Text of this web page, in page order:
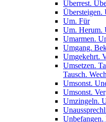
Überrest.
Übersteigen.
Um. Für
Um. Herum.
Umarmen.
Umgang.
Umgekehrt.
Umsetzen.
Tausch.
Umsonst.
Umsonst.
Umzingeln.
Unbefangen.